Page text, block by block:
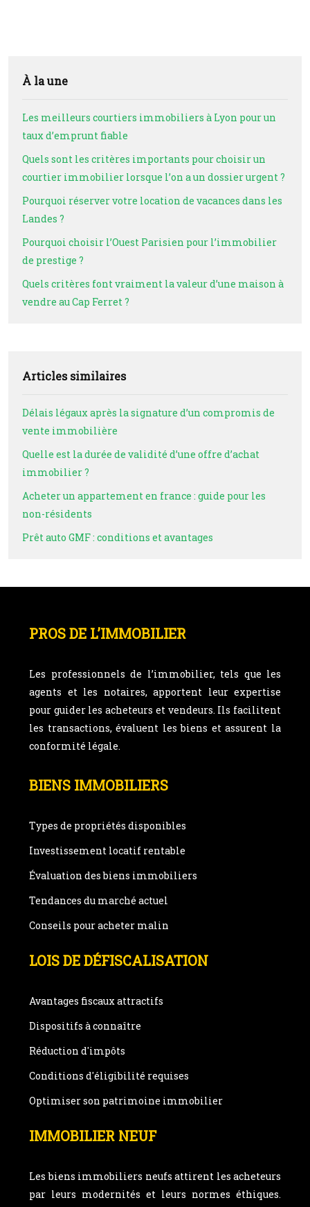
À la une
Les meilleurs courtiers immobiliers à Lyon pour un
taux d’emprunt fiable
Quels sont les critères importants pour choisir un
courtier immobilier lorsque l’on a un dossier urgent ?
Pourquoi réserver votre location de vacances dans les
Landes ?
Pourquoi choisir l’Ouest Parisien pour l’immobilier
de prestige ?
Quels critères font vraiment la valeur d’une maison à
vendre au Cap Ferret ?
Articles similaires
Délais légaux après la signature d’un compromis de
vente immobilière
Quelle est la durée de validité d’une offre d’achat
immobilier ?
Acheter un appartement en france : guide pour les
non-résidents
Prêt auto GMF : conditions et avantages
PROS DE L’IMMOBILIER
Les professionnels de l’immobilier, tels que les
agents et les notaires, apportent leur expertise
pour guider les acheteurs et vendeurs. Ils facilitent
les transactions, évaluent les biens et assurent la
conformité légale.
BIENS IMMOBILIERS
Types de propriétés disponibles
Investissement locatif rentable
Évaluation des biens immobiliers
Tendances du marché actuel
Conseils pour acheter malin
LOIS DE DÉFISCALISATION
Avantages fiscaux attractifs
Dispositifs à connaître
Réduction d'impôts
Conditions d'éligibilité requises
Optimiser son patrimoine immobilier
IMMOBILIER NEUF
Les biens immobiliers neufs attirent les acheteurs
par leurs modernités et leurs normes éthiques.